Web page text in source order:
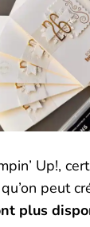
Up!,
peut
plus